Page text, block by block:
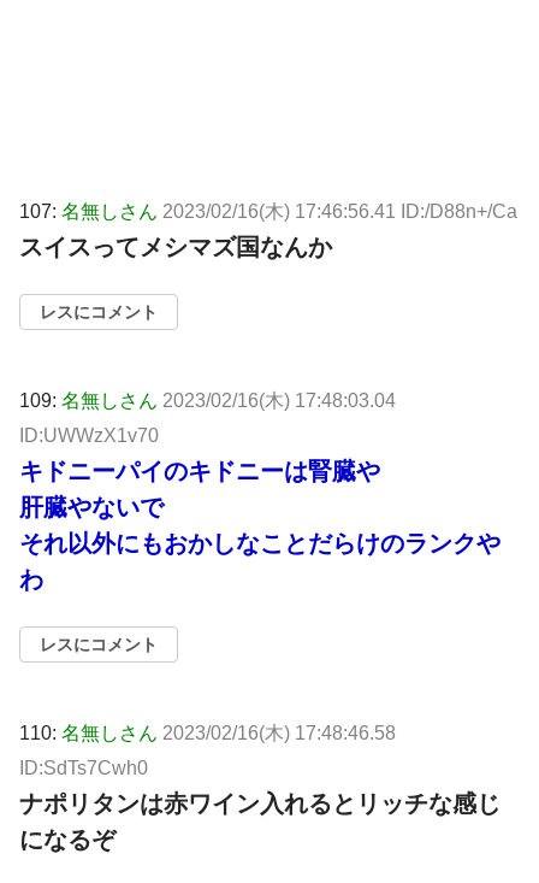
107: 名無しさん 2023/02/16(木) 17:46:56.41 ID:/D88n+/Ca
スイスってメシマズ国なんか
レスにコメント
109: 名無しさん 2023/02/16(木) 17:48:03.04
ID:UWWzX1v70
キドニーパイのキドニーは腎臓や
肝臓やないで
それ以外にもおかしなことだらけのランクや
わ
レスにコメント
110: 名無しさん 2023/02/16(木) 17:48:46.58
ID:SdTs7Cwh0
ナポリタンは赤ワイン入れるとリッチな感じ
になるぞ